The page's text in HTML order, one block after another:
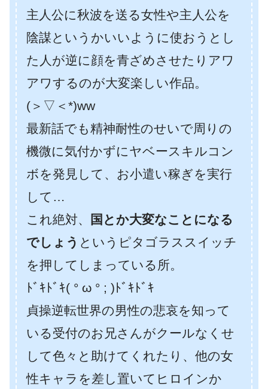
主人公に秋波を送る女性や主人公を
陰謀というかいいように使おうとし
た人が逆に顔を青ざめさせたりアワ
アワするのが大変楽しい作品。
(＞▽＜*)ww
最新話でも精神耐性のせいで周りの
機微に気付かずにヤベースキルコン
ボを発見して、お小遣い稼ぎを実行
して…
これ絶対、
国とか大変なことになる
でしょう というピタゴラススイッチ
を押してしまっている所。
ﾄﾞｷﾄﾞｷ( ° ω ° ; )ﾄﾞｷﾄﾞｷ
貞操逆転世界の男性の悲哀を知って
いる受付のお兄さんがクールなくせ
して色々と助けてくれたり、他の女
性キャラを差し置いてヒロインか